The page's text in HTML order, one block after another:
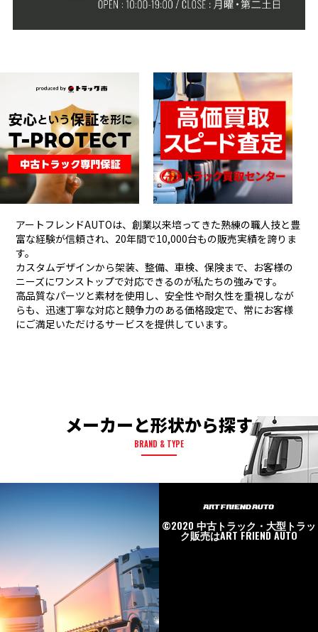
アートフレンドAUTOは、創業以来培ってきた熟練の職人技と豊
富な経験が信頼され、 20年間で10,000台もの販売実績を誇りま
す。
カスタムデザインから架装、整備、車検、保険まで、お客様の
ニーズにワンストップで対応できるのが私たちの強みです。
高品質なパーツと素材を使用し、安全性や耐久性を重視しなが
らも、 迅速丁寧な対応と競争力のある価格設定で、常にお客様
にご満足いただけるサービスを提供しています。
メーカーと形状から探す
BRAND & TYPE
©2020 中古トラック・大型トラッ
ク販売はART FRIEND AUTO